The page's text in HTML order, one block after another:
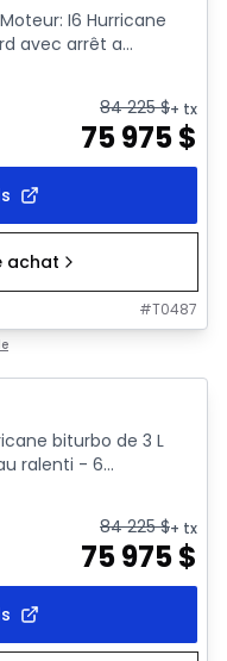
I6 Hurricane
avec arrêt a...
84 225$+ tx
75 975$
achat
#T0487
biturbo de 3 L
ralenti - 6...
84 225$+ tx
75 975$